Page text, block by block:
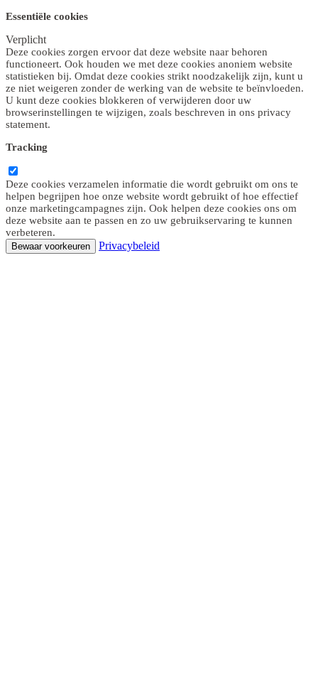
Essentiële cookies
Verplicht
Deze cookies zorgen ervoor dat deze website naar behoren
functioneert. Ook houden we met deze cookies anoniem website
statistieken bij. Omdat deze cookies strikt noodzakelijk zijn, kunt u
ze niet weigeren zonder de werking van de website te beïnvloeden.
U kunt deze cookies blokkeren of verwijderen door uw
browserinstellingen te wijzigen, zoals beschreven in ons privacy
statement.
Tracking
Deze cookies verzamelen informatie die wordt gebruikt om ons te
helpen begrijpen hoe onze website wordt gebruikt of hoe effectief
onze marketingcampagnes zijn. Ook helpen deze cookies ons om
deze website aan te passen en zo uw gebruikservaring te kunnen
verbeteren.
Privacybeleid